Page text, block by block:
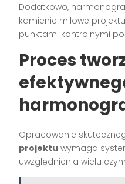
Dodatkowo,
kamienie milowe
punktami kontrolnymi
Proces
Opracowanie
projektu wymaga
uwzględnienia wielu